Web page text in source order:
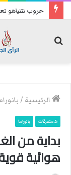
حروب نتنياهو
الرئيسية /
5.متفرقات بانوراما
بداية من
هوائية